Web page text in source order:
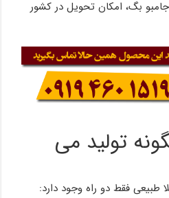
۲۵ کیلویی و جامبو بگ، امکان تحویل در کشور
تولید می
طبیعی فقط دو راه وجود دارد: